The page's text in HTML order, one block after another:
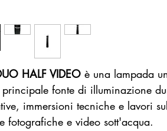
HALF VIDEO è una lampada
fonte di illuminazione
immersioni tecniche e lavori
fotografiche e video sott'acqua.